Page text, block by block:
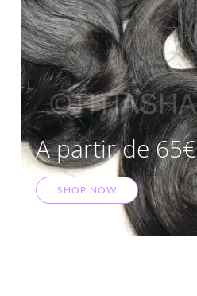
A partir de 65€
SHOP NOW